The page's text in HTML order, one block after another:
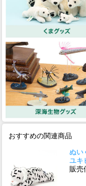
おすすめの関連商品
ぬい
ユキ
販売